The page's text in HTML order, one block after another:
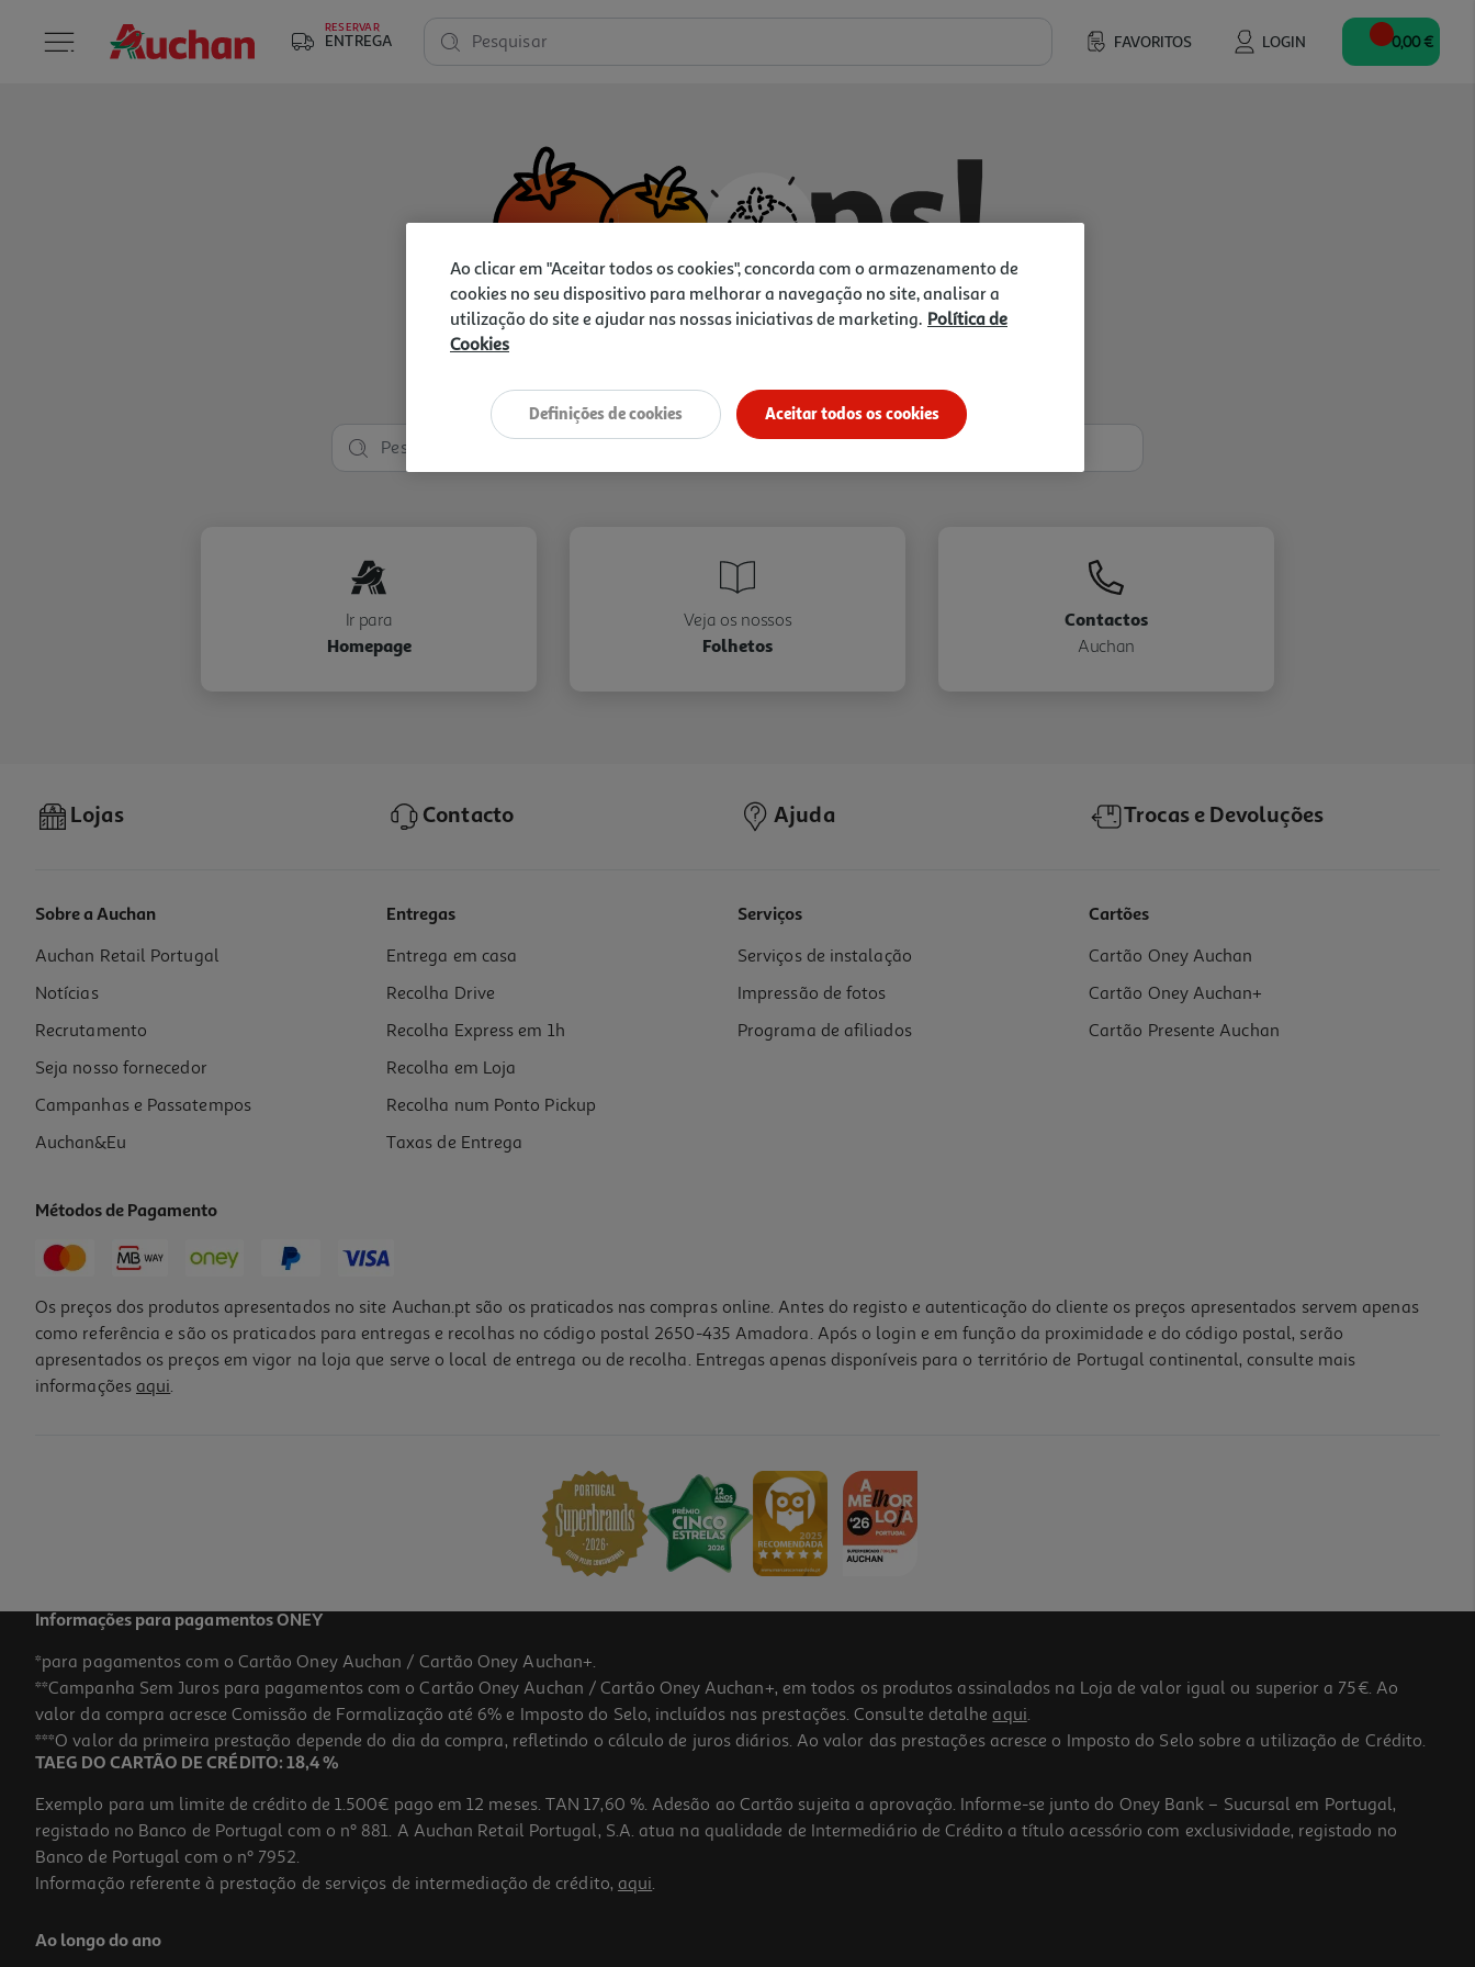
RESERVAR
ENTREGA FAVORITOS LOGIN
Pesquisar 0,00 €
Vamos tentar de novo?
Ir para
Homepage
Veja os nossos
Folhetos
Contactos
Auchan
Lojas Contacto Ajuda Trocas e Devoluções
Sobre a Auchan
Auchan Retail Portugal
Notícias
Recrutamento
Seja nosso fornecedor
Campanhas e Passatempos
Auchan&Eu
Entregas
Entrega em casa
Recolha Drive
Recolha Express em 1h
Recolha em Loja
Recolha num Ponto Pickup
Taxas de Entrega
Serviços
Serviços de instalação
Impressão de fotos
Programa de afiliados
Cartões
Cartão Oney Auchan
Cartão Oney Auchan+
Cartão Presente Auchan
Métodos de Pagamento
Os preços dos produtos apresentados no site Auchan.pt são os praticados nas compras online. Antes do registo e autenticação do cliente os preços apresentados servem apenas
como referência e são os praticados para entregas e recolhas no código postal 2650-435 Amadora. Após o login e em função da proximidade e do código postal, serão
apresentados os preços em vigor na loja que serve o local de entrega ou de recolha. Entregas apenas disponíveis para o território de Portugal continental, consulte mais
informações aqui.
Informações para pagamentos ONEY
*para pagamentos com o Cartão Oney Auchan / Cartão Oney Auchan+.
**Campanha Sem Juros para pagamentos com o Cartão Oney Auchan / Cartão Oney Auchan+, em todos os produtos assinalados na Loja de valor igual ou superior a 75€. Ao
valor da compra acresce Comissão de Formalização até 6% e Imposto do Selo, incluídos nas prestações. Consulte detalhe aqui.
***O valor da primeira prestação depende do dia da compra, refletindo o cálculo de juros diários. Ao valor das prestações acresce o Imposto do Selo sobre a utilização de Crédito.
TAEG DO CARTÃO DE CRÉDITO: 18,4 %
Exemplo para um limite de crédito de 1.500€ pago em 12 meses. TAN 17,60 %. Adesão ao Cartão sujeita a aprovação. Informe-se junto do Oney Bank – Sucursal em Portugal,
registado no Banco de Portugal com o nº 881. A Auchan Retail Portugal, S.A. atua na qualidade de Intermediário de Crédito a título acessório com exclusividade, registado no
Banco de Portugal com o nº 7952.
Informação referente à prestação de serviços de intermediação de crédito, aqui.
Ao longo do ano
Ao clicar em "Aceitar todos os cookies", concorda com o armazenamento de
cookies no seu dispositivo para melhorar a navegação no site, analisar a
utilização do site e ajudar nas nossas iniciativas de marketing. Política de
Cookies
Aceitar todos os cookies
Definições de cookies